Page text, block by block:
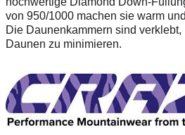
von 950/1000 machen sie warm
Die Daunenkammern sind verklebt,
Daunen zu minimieren.